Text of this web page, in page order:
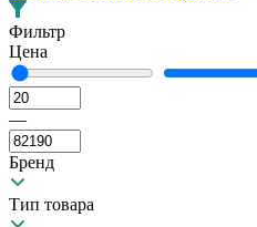
Фильтр
Цена
—
Бренд
Тип товара